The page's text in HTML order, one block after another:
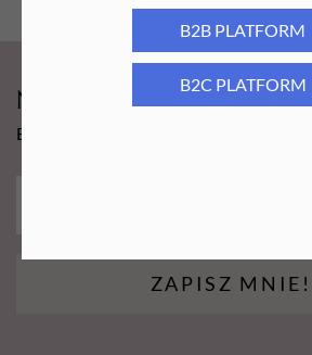
B2B PLATFORM
B2C PLATFORM
Newsy Aba Group!
Bądź na bieżąco i łap promocję tylko
ZAPISZ MNIE!